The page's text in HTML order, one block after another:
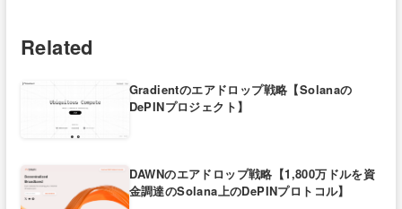
Related
Gradientのエアドロップ戦略【Solanaの
DePINプロジェクト】
DAWNのエアドロップ戦略【1,800万ドルを資
金調達のSolana上のDePINプロトコル】